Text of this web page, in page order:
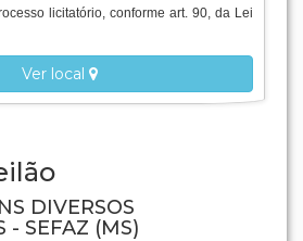
licitatório, conforme art. 90, da Lei
Ver local
DIVERSOS
- SEFAZ (MS)